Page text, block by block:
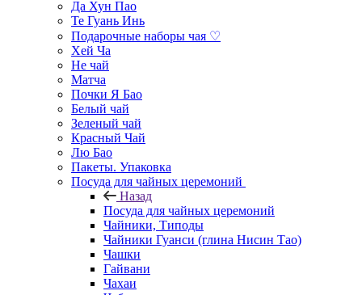
Да Хун Пао
Те Гуань Инь
Подарочные наборы чая ♡
Хей Ча
Не чай
Матча
Почки Я Бао
Белый чай
Зеленый чай
Красный Чай
Лю Бао
Пакеты. Упаковка
Посуда для чайных церемоний
Назад
Посуда для чайных церемоний
Чайники, Типоды
Чайники Гуанси (глина Нисин Тао)
Чашки
Гайвани
Чахаи